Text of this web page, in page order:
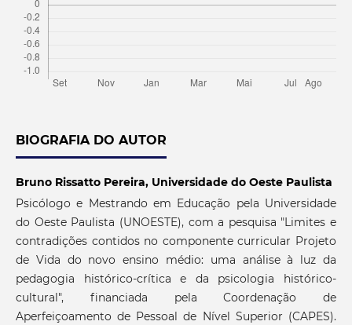
BIOGRAFIA DO AUTOR
Bruno Rissatto Pereira, Universidade do Oeste Paulista
Psicólogo e Mestrando em Educação pela Universidade
do Oeste Paulista (UNOESTE), com a pesquisa "Limites e
contradições contidos no componente curricular Projeto
de Vida do novo ensino médio: uma análise à luz da
pedagogia histórico-crítica e da psicologia histórico-
cultural", financiada pela Coordenação de
Aperfeiçoamento de Pessoal de Nível Superior (CAPES).